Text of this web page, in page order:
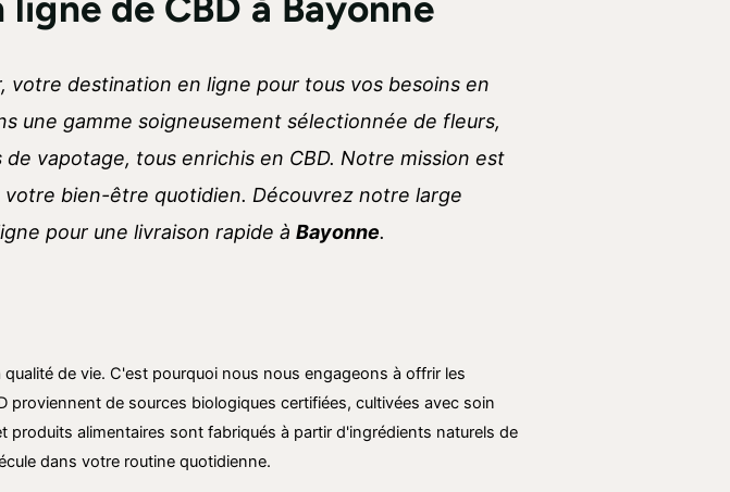
votre destination en ligne pour tous vos besoins en
une gamme soigneusement sélectionnée de fleurs,
vapotage, tous enrichis en CBD. Notre mission est
bien-être quotidien. Découvrez notre large
pour une livraison rapide à Bayonne.
de vie. C'est pourquoi nous nous engageons à offrir les
proviennent de sources biologiques certifiées, cultivées avec soin
alimentaires sont fabriqués à partir d'ingrédients naturels de
dans votre routine quotidienne.